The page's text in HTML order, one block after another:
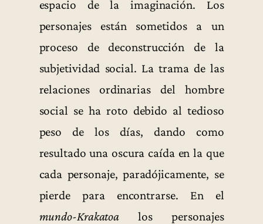
espacio de la imaginación. Los
personajes están sometidos a un
proceso de deconstrucción de la
subjetividad social. La trama de las
relaciones ordinarias del hombre
social se ha roto debido al tedioso
peso de los días, dando como
resultado una oscura caída en la que
cada personaje, paradójicamente, se
pierde para encontrarse. En el
mundo-Krakatoa los personajes